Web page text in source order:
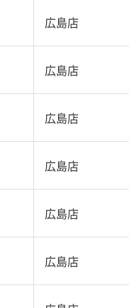
広島店
広島店
広島店
広島店
広島店
広島店